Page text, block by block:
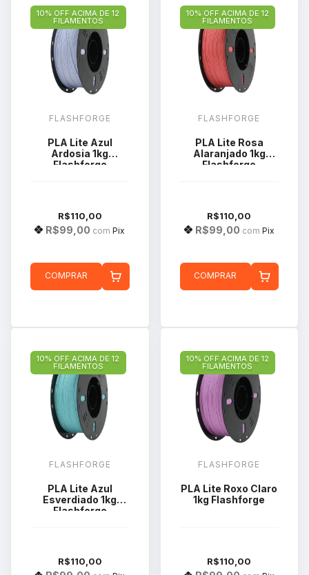
10% OFF ACIMA DE 12
FILAMENTOS
FLASHFORGE
PLA Lite Azul
Ardosia 1kg
Flashforge
R$110,00
R$99,00 com Pix
COMPRAR
10% OFF ACIMA DE 12
FILAMENTOS
FLASHFORGE
PLA Lite Rosa
Alaranjado 1kg
Flashforge
R$110,00
R$99,00 com Pix
COMPRAR
10% OFF ACIMA DE 12
FILAMENTOS
FLASHFORGE
PLA Lite Azul
Esverdiado 1kg
Flashforge
R$110,00
10% OFF ACIMA DE 12
FILAMENTOS
FLASHFORGE
PLA Lite Roxo Claro
1kg Flashforge
R$110,00